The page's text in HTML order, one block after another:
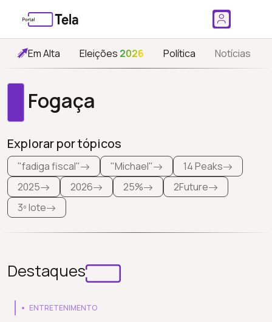
Em Alta Eleições 2026 Política Notícias
Fogaça
Explorar por tópicos
"fadiga fiscal" "Michael"
14 Peaks
2025
2026 25%
2Future
3º lote
Destaques
ENTRETENIMENTO